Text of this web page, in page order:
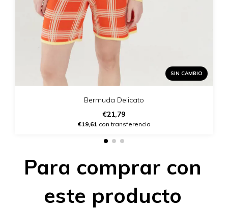
SIN CAMBIO
Bermuda Delicato
€21,79
€19,61con transferencia
Para comprar con
este producto